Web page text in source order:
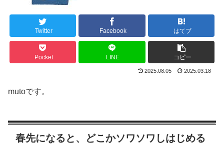
Twitter Facebook はてブ
Pocket LINE コピー
2025.08.05 2025.03.18
mutoです。
春先になると、どこかソワソワしはじめる